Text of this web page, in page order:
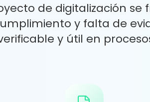
de digitalización se
y falta de
y útil en